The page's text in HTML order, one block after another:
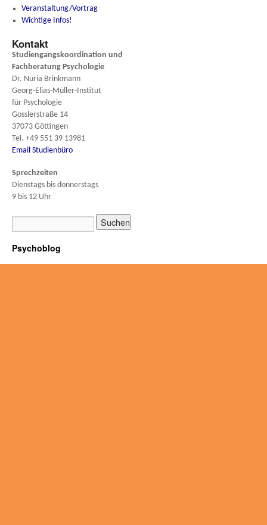
Veranstaltung/Vortrag
Wichtige Infos!
Kontakt
Studiengangskoordination und
Fachberatung Psychologie
Dr. Nuria Brinkmann
Georg-Elias-Müller-Institut
für Psychologie
Gosslerstraße 14
37073 Göttingen
Tel. +49 551 39 13981
Email Studienbüro
Sprechzeiten
Dienstags bis donnerstags
9 bis 12 Uhr
Psychoblog